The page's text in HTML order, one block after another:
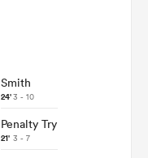
Smith
24'3 - 10
Penalty Try
21' 3 - 7